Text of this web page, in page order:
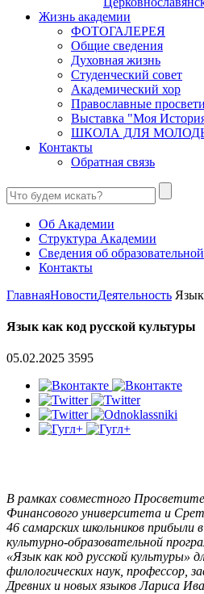
Жизнь академии
ФОТОГАЛЕРЕЯ
Общие сведения
Духовная жизнь
Студенческий совет
Академический хор
Православные
Выставка "Моя
ШКОЛА ДЛЯ
Контакты
Обратная связь
Об Академии
Структура Академии
Сведения об
Контакты
ГлавнаяНовостиДеятельность Язык
Язык как код русской культуры
05.02.2025 3595
В рамках совместного
Финансового университета и
46 самарских школьников прибыли
культурно-образовательной
«Язык как код русской культуры»
филологических наук, профессор,
Древних и новых языков Лариса